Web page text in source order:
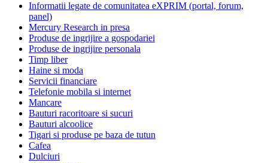
Informatii legate de comunitatea eXPRIM (portal, forum,
panel)
Mercury Research in presa
Produse de ingrijire a gospodariei
Produse de ingrijire personala
Timp liber
Haine si moda
Servicii financiare
Telefonie mobila si internet
Mancare
Bauturi racoritoare si sucuri
Bauturi alcoolice
Tigari si produse pe baza de tutun
Cafea
Dulciuri